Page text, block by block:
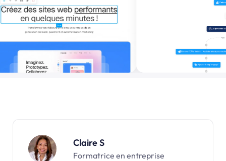
Claire S
Formatrice en entreprise